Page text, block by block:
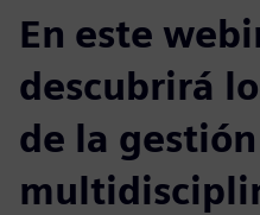
En este
descubrirá
de la